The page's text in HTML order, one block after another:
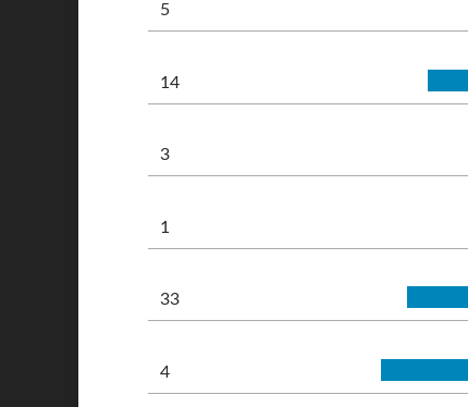
5
14
3
1
33
4